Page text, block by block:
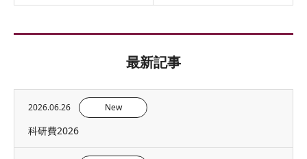
最新記事
2026.06.26 New
科研費2026